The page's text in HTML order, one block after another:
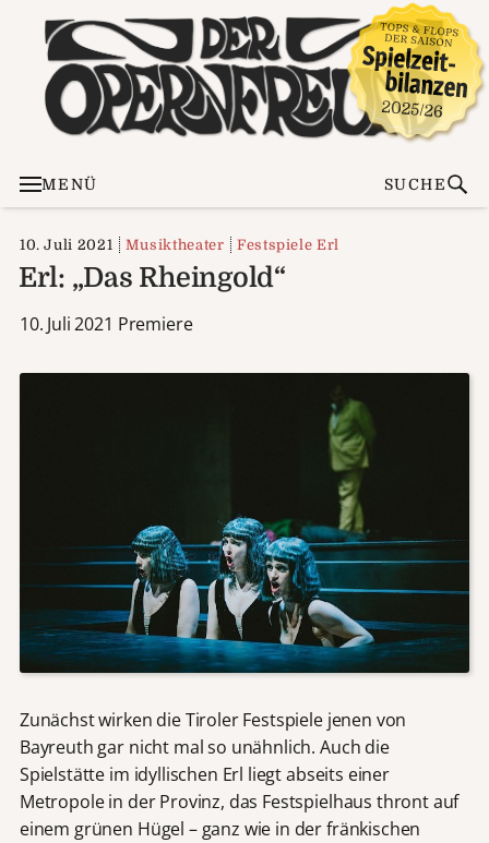
MENÜ SUCHE
10. Juli 2021 Musiktheater Festspiele Erl
Erl: „Das Rheingold“
10. Juli 2021 Premiere
Zunächst wirken die Tiroler Festspiele jenen von
Bayreuth gar nicht mal so unähnlich. Auch die
Spielstätte im idyllischen Erl liegt abseits einer
Metropole in der Provinz, das Festspielhaus thront auf
einem grünen Hügel – ganz wie in der fränkischen